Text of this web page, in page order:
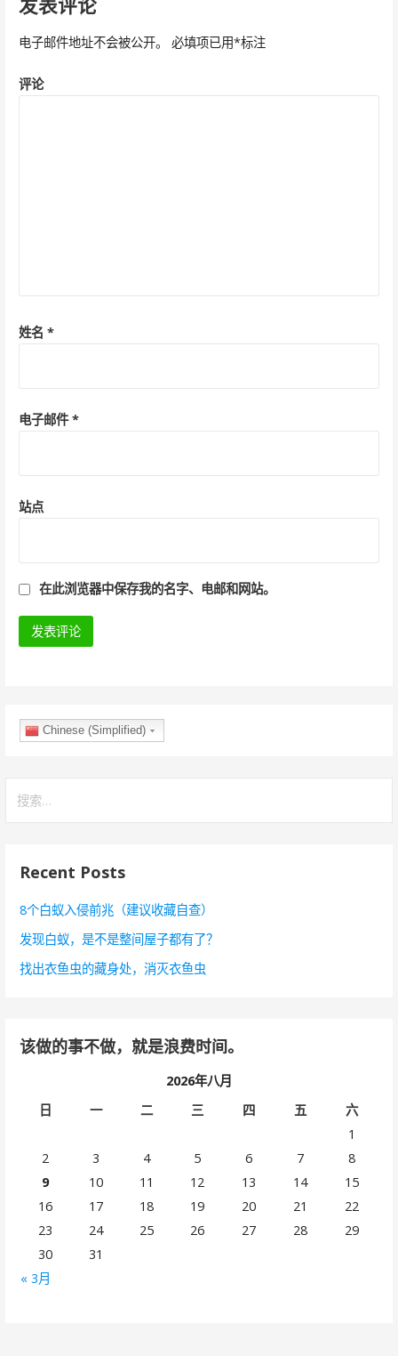
航
电子邮件地址不会被公开。 必填项已用*标注
评论
姓名 *
电子邮件*
站点
在此浏览器中保存我的名字、电邮和网站。
Chinese (Simplified)
索
Recent Posts
8个白蚁入侵前兆（建议收藏自查）
发现白蚁，是不是整间屋子都有了？
找出衣鱼虫的藏身处，消灭衣鱼虫
该做的事不做，就是浪费时间。
2026年八月
日
一 二 三 四 五 六
« 3月
1
2
3 4 5 6 7
8
9
10 11 12 13 14
15
16
17 18 19 20 21
22
23
24 25 26 27 28
29
30
31